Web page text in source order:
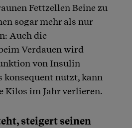
Fettzellen Beine zu
sogar mehr als nur
Auch die
Verdauen wird
von Insulin
konsequent nutzt, kann
Kilos im Jahr verlieren.
steigert seinen